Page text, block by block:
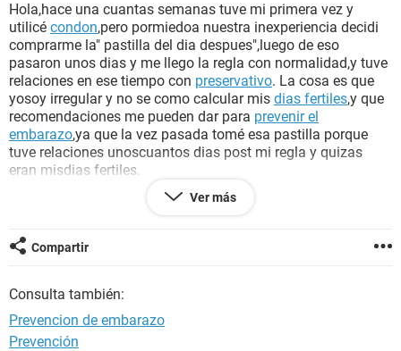
BIENESTAR
SEXUALIDAD
GLOSARIO
Hola,hace una cuantas semanas tuve mi primera vez y
utilicé condon,pero pormiedoa nuestra inexperiencia decidi
comprarme la" pastilla del dia despues",luego de eso
pasaron unos dias y me llego la regla con normalidad,y tuve
relaciones en ese tiempo con preservativo. La cosa es que
yosoy irregular y no se como calcular mis dias fertiles,y que
recomendaciones me pueden dar para prevenir el
embarazo,ya que la vez pasada tomé esa pastilla porque
tuve relaciones unoscuantos dias post mi regla y quizas
eran misdias fertiles.
este mes me llego la regla el 12 de mayo,y me dura casi
siempre 7 dias,ya llevo 5 dias,en este caso cuando seria mi
dar?,ayuda tengo muy poca experiencia!
gracias.
Ver más
Compartir
Consulta también:
Prevencion de embarazo
Prevención